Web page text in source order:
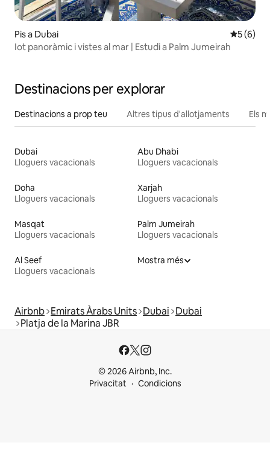
Pis a Dubai 5 de
5 (6)
Iot panoràmic i vistes al mar | Estudi a Palm Jumeirah
Destinacions per explorar
Destinacions a prop teu Altres tipus d'allotjaments Els
Dubai
Lloguers vacacionals
Abu Dhabi
Lloguers vacacionals
Doha
Lloguers vacacionals
Xarjah
Lloguers vacacionals
Masqat
Lloguers vacacionals
Palm Jumeirah
Lloguers vacacionals
Al Seef
Lloguers vacacionals
Mostra més
Airbnb Emirats Àrabs Units Dubai Dubai
Platja de la Marina JBR
© 2026 Airbnb, Inc.
Privacitat
Condicions